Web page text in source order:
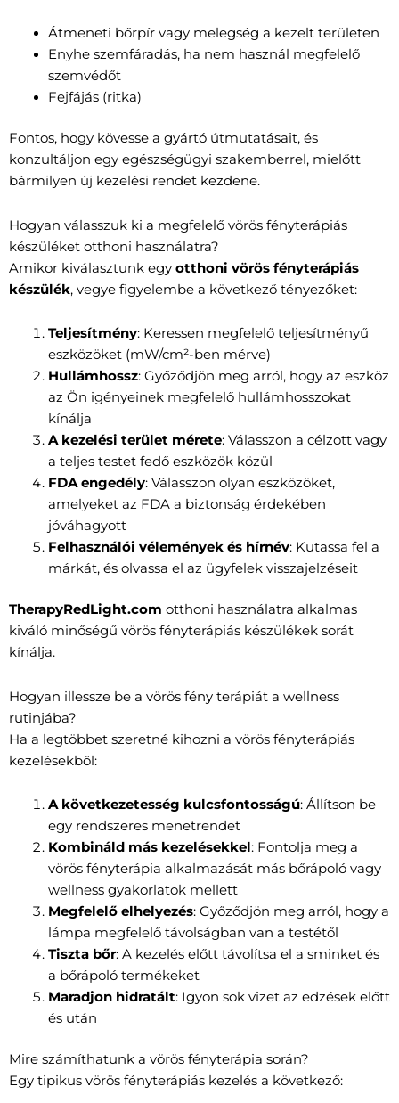
Átmeneti bőrpír vagy melegség a kezelt területen
Enyhe szemfáradás, ha nem használ megfelelő
szemvédőt
Fejfájás (ritka)
Fontos, hogy kövesse a gyártó útmutatásait, és
konzultáljon egy egészségügyi szakemberrel, mielőtt
bármilyen új kezelési rendet kezdene.
Hogyan válasszuk ki a megfelelő vörös fényterápiás
készüléket otthoni használatra?
Amikor kiválasztunk egy otthoni vörös fényterápiás
készülék, vegye figyelembe a következő tényezőket:
Teljesítmény: Keressen megfelelő teljesítményű
eszközöket (mW/cm²-ben mérve)
Hullámhossz: Győződjön meg arról, hogy az eszköz
az Ön igényeinek megfelelő hullámhosszokat
kínálja
A kezelési terület mérete: Válasszon a célzott vagy
a teljes testet fedő eszközök közül
FDA engedély: Válasszon olyan eszközöket,
amelyeket az FDA a biztonság érdekében
jóváhagyott
Felhasználói vélemények és hírnév: Kutassa fel a
márkát, és olvassa el az ügyfelek visszajelzéseit
TherapyRedLight.com otthoni használatra alkalmas
kiváló minőségű vörös fényterápiás készülékek sorát
kínálja.
Hogyan illessze be a vörös fény terápiát a wellness
rutinjába?
Ha a legtöbbet szeretné kihozni a vörös fényterápiás
kezelésekből:
A következetesség kulcsfontosságú: Állítson be
egy rendszeres menetrendet
Kombináld más kezelésekkel: Fontolja meg a
vörös fényterápia alkalmazását más bőrápoló vagy
wellness gyakorlatok mellett
Megfelelő elhelyezés: Győződjön meg arról, hogy a
lámpa megfelelő távolságban van a testétől
Tiszta bőr: A kezelés előtt távolítsa el a sminket és
a bőrápoló termékeket
Maradjon hidratált: Igyon sok vizet az edzések előtt
és után
Mire számíthatunk a vörös fényterápia során?
Egy tipikus vörös fényterápiás kezelés a következő: